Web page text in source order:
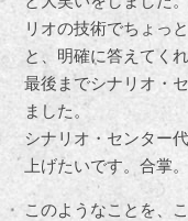
リオの技術でちょっ
と、明確に答えてくれ
最後までシナリオ・
ました。
シナリオ・センター
上げたいです。合掌。
このようなことを、